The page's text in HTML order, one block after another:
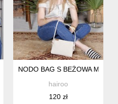
KOPERTÓWKA Z PASKIEM
NODO BAG S BEŻOWA MAŁA
hairoo
120 zł